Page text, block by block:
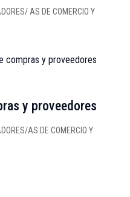
AS DE COMERCIO Y
y proveedores
AS DE COMERCIO Y